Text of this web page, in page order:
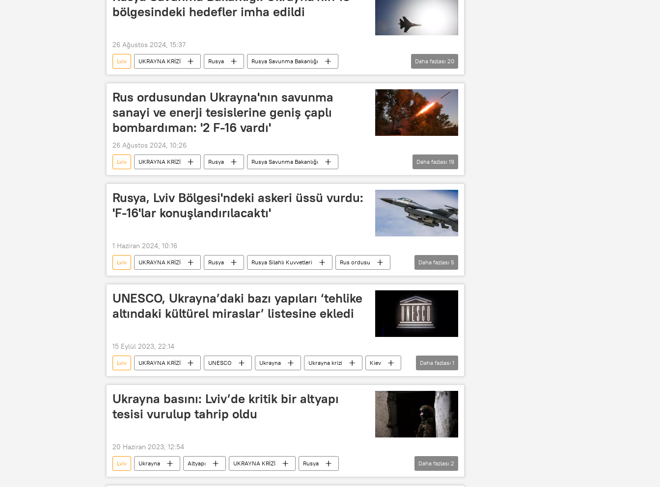
bölgesindeki hedefler imha edildi
26 Ağustos 2024, 15:37
Lviv UKRAYNA KRİZİ Rusya
Rusya Savunma Bakanlığı
Rusya Silahlı Kuvvetleri
Rusya ordusu Rus ordusu
Bombardıman
Nikolayev
Ivano-Frankovsk
savaş uçakları Rus savaş uçakları Taarruz
Daha fazlası 20
Rus ordusundan Ukrayna'nın savunma
sanayi ve enerji tesislerine geniş çaplı
bombardıman: '2 F-16 vardı'
26 Ağustos 2024, 10:26
Lviv UKRAYNA KRİZİ Rusya
Rusya Savunma Bakanlığı
Rusya Silahlı Kuvvetleri
Rus ordusu Rusya ordusu
Ukrayna
Ivano-Frankovsk
Harkov
Nikolayev
Daha fazlası 19
Rusya, Lviv Bölgesi'ndeki askeri üssü vurdu:
'F-16'lar konuşlandırılacaktı'
1 Haziran 2024, 10:16
Lviv UKRAYNA KRİZİ Rusya Rusya Silahlı Kuvvetleri
Rus ordusu
Ukrayna
Ukrayna krizi Ukrayna ordusu Bombardıman F-16
Daha fazlası 5
UNESCO, Ukrayna’daki bazı yapıları ‘tehlike
altındaki kültürel miraslar’ listesine ekledi
15 Eylül 2023, 22:14
Lviv UKRAYNA KRİZİ UNESCO Ukrayna Ukrayna krizi
Kiev
Aziz Sofya Katedrali
Daha fazlası 1
Ukrayna basını: Lviv’de kritik bir altyapı
tesisi vurulup tahrip oldu
20 Haziran 2023, 12:54
Lviv Ukrayna Altyapı UKRAYNA KRİZİ
Rusya
Rusya Savunma Bakanlığı
Ukrayna krizi
Daha fazlası 2